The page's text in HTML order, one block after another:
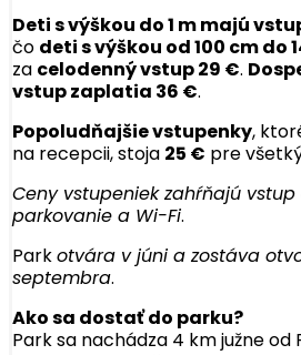
Deti s výškou do 1 m majú
čo deti s výškou od 100 cm do
za celodenný vstup 29 €.
vstup zaplatia 36 €.
Popoludňajšie vstupenky,
na recepcii, stoja 25 € pre
Ceny vstupeniek zahŕňajú
parkovanie a Wi-Fi.
Parkotvára v júni a zostáva
septembra.
Ako sa dostať do parku?
Park sa nachádza 4 km južne